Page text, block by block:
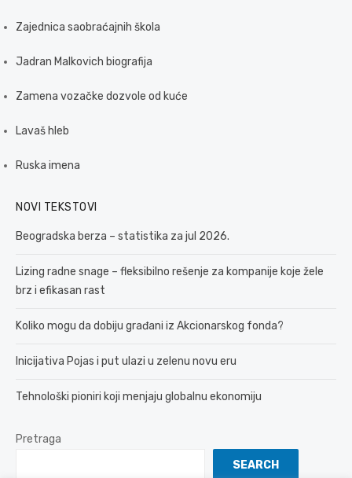
Zajednica saobraćajnih škola
Jadran Malkovich biografija
Zamena vozačke dozvole od kuće
Lavaš hleb
Ruska imena
NOVI TEKSTOVI
Beogradska berza – statistika za jul 2026.
Lizing radne snage – fleksibilno rešenje za kompanije koje žele
brz i efikasan rast
Koliko mogu da dobiju građani iz Akcionarskog fonda?
Inicijativa Pojas i put ulazi u zelenu novu eru
Tehnološki pioniri koji menjaju globalnu ekonomiju
Pretraga
SEARCH